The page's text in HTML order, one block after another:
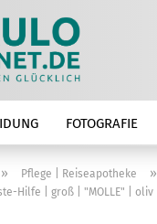
FOTOGRAFIE
» Pflege | Reiseapotheke »
Hilfe | groß | "MOLLE" | oliv